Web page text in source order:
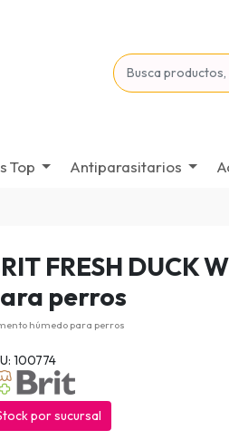
Top Antiparasitarios
FRESH DUCK
perros
húmedo para perros
100774
por sucursal